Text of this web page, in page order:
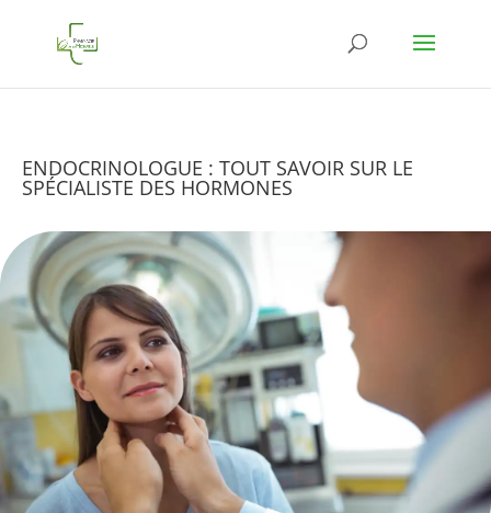
ENDOCRINOLOGUE : TOUT SAVOIR SUR LE
SPÉCIALISTE DES HORMONES